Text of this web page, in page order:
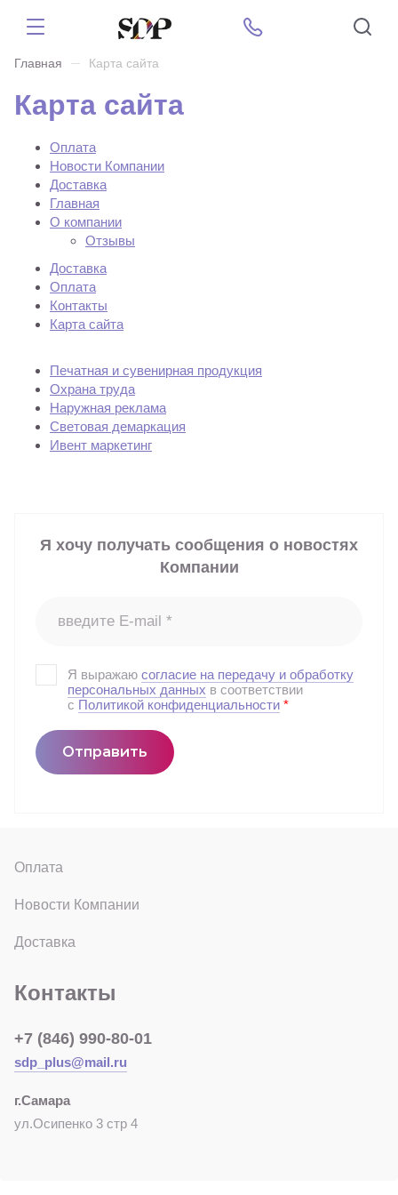
Главная Карта сайта
Карта сайта
Оплата
Новости Компании
Доставка
Главная
О компании
Отзывы
Доставка
Оплата
Контакты
Карта сайта
Печатная и сувенирная продукция
Охрана труда
Наружная реклама
Световая демаркация
Ивент маркетинг
Оплата
Новости Компании
Доставка
Контакты
+7 (846) 990-80-01
sdp_plus@mail.ru
г.Самара
ул.Осипенко 3 стр 4
Я хочу получать сообщения о новостях
Компании
Я выражаю согласие на передачу и обработку
персональных данных в соответствии
с Политикой конфиденциальности *
Отправить